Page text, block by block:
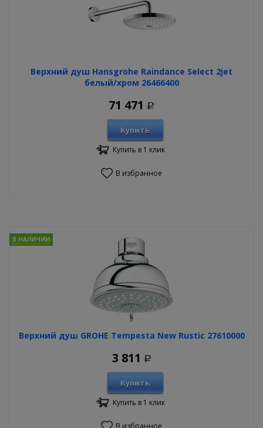
Верхний душ Hansgrohe Raindance Select 2jet
белый/хром 26466400
71 471 Р
Купить
Купить в 1 клик
В избранное
Верхний душ GROHE Tempesta New Rustic 27610000
В НАЛИЧИИ
3 811 Р
Купить
Купить в 1 клик
В избранное